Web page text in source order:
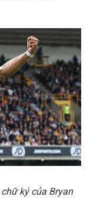
ký của Bryan